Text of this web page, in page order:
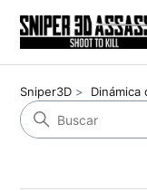
Sniper3D Dinámica